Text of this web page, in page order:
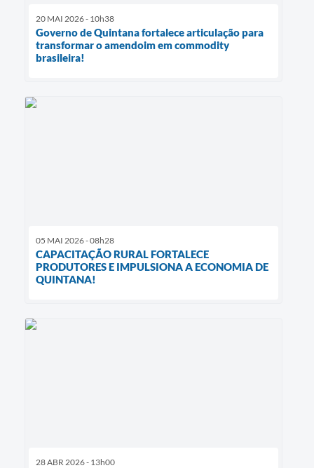
20 MAI 2026 - 10h38
Governo de Quintana fortalece articulação para
transformar o amendoim em commodity
brasileira!
05 MAI 2026 - 08h28
CAPACITAÇÃO RURAL FORTALECE
PRODUTORES E IMPULSIONA A ECONOMIA DE
QUINTANA!
28 ABR 2026 - 13h00